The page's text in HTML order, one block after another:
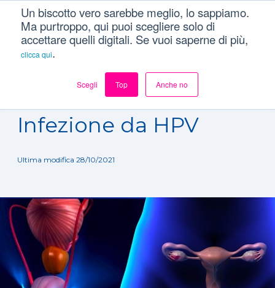
Un biscotto vero sarebbe meglio, lo sappiamo.
Ma purtroppo, qui puoi scegliere solo di
accettare quelli digitali. Se vuoi saperne di più,
clicca qui.
Scegli Top Anche no
Patologie/ Infezione da HPV
Infezione da HPV
Ultima modifica 28/10/2021